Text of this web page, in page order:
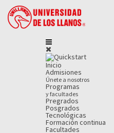
Inicio
Admisiones
Únete a nosotros
Programas
y facultades
Pregrados
Posgrados
Tecnológicas
Formación continua
Facultades